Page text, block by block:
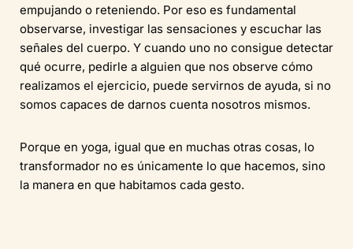
empujando o reteniendo. Por eso es fundamental
observarse, investigar las sensaciones y escuchar las
señales del cuerpo. Y cuando uno no consigue detectar
qué ocurre, pedirle a alguien que nos observe cómo
realizamos el ejercicio, puede servirnos de ayuda, si no
somos capaces de darnos cuenta nosotros mismos.
Porque en yoga, igual que en muchas otras cosas, lo
transformador no es únicamente lo que hacemos, sino
la manera en que habitamos cada gesto.